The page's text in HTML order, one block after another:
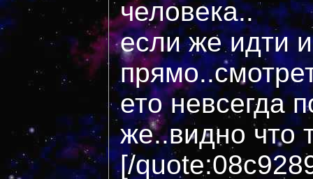
человека..
если же идти
ето невсегда
же..видно что
[/